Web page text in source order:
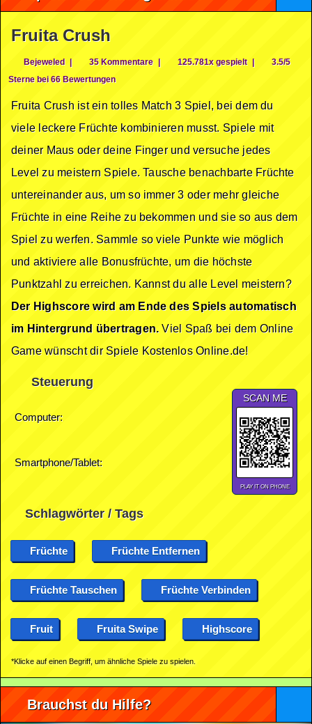
Fruita Crush
Bejeweled | 35 Kommentare | 125.781x gespielt |
3.5/5
Sterne bei 66 Bewertungen
Fruita Crush ist ein tolles Match 3 Spiel, bei dem du
viele leckere Früchte kombinieren musst. Spiele mit
deiner Maus oder deine Finger und versuche jedes
Level zu meistern Spiele. Tausche benachbarte Früchte
untereinander aus, um so immer 3 oder mehr gleiche
Früchte in eine Reihe zu bekommen und sie so aus dem
Spiel zu werfen. Sammle so viele Punkte wie möglich
und aktiviere alle Bonusfrüchte, um die höchste
Punktzahl zu erreichen. Kannst du alle Level meistern?
Der Highscore wird am Ende des Spiels automatisch
im Hintergrund übertragen. Viel Spaß bei dem Online
Game wünscht dir Spiele Kostenlos Online.de!
Steuerung
Computer:
Smartphone/Tablet:
SCAN ME
PLAY IT ON PHONE
Schlagwörter / Tags
Früchte Früchte Entfernen
Früchte Tauschen Früchte Verbinden
Fruit Fruita Swipe Highscore
*Klicke auf einen Begriff, um ähnliche Spiele zu spielen.
Brauchst du Hilfe?